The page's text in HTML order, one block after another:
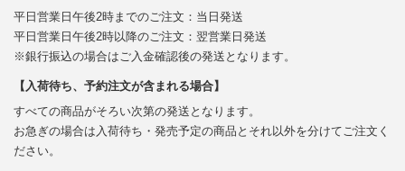
平日営業日午後2時までのご注文：当日発送
平日営業日午後2時以降のご注文：翌営業日発送
※銀行振込の場合はご入金確認後の発送となります。
【入荷待ち、予約注文が含まれる場合】
すべての商品がそろい次第の発送となります。
お急ぎの場合は入荷待ち・発売予定の商品とそれ以外を分けてご注文く
ださい。